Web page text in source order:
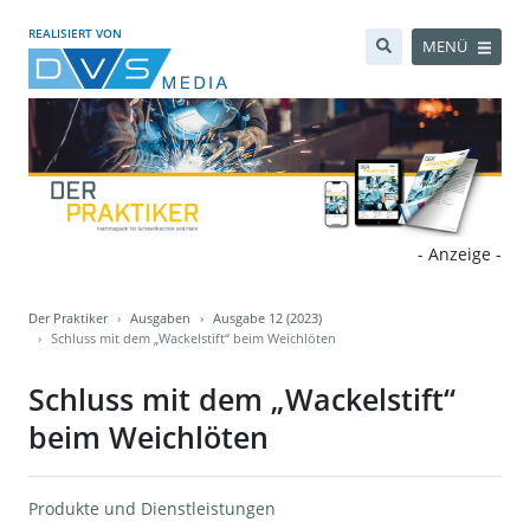
REALISIERT VON
MENÜ
- Anzeige -
Der Praktiker Ausgaben
Ausgabe 12 (2023)
Schluss mit dem „Wackelstift“ beim Weichlöten
Schluss mit dem „Wackelstift“
beim Weichlöten
Produkte und Dienstleistungen